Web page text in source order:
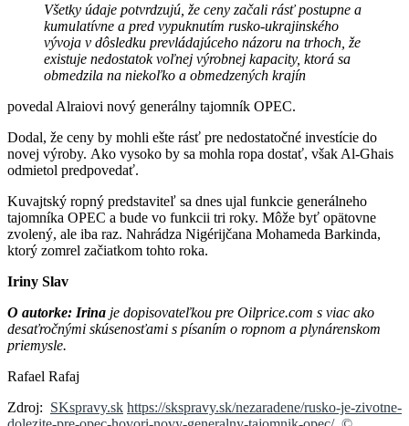
Všetky údaje potvrdzujú, že ceny začali rásť postupne a
kumulatívne a pred vypuknutím rusko-ukrajinského
vývoja v dôsledku prevládajúceho názoru na trhoch, že
existuje nedostatok voľnej výrobnej kapacity, ktorá sa
obmedzila na niekoľko a obmedzených krajín
povedal Alraiovi nový generálny tajomník OPEC.
Dodal, že ceny by mohli ešte rásť pre nedostatočné investície do
novej výroby. Ako vysoko by sa mohla ropa dostať, však Al-Ghais
odmietol predpovedať.
Kuvajtský ropný predstaviteľ sa dnes ujal funkcie generálneho
tajomníka OPEC a bude vo funkcii tri roky. Môže byť opätovne
zvolený, ale iba raz. Nahrádza Nigérijčana Mohameda Barkinda,
ktorý zomrel začiatkom tohto roka.
Iriny Slav
O autorke: Irina je dopisovateľkou pre Oilprice.com s viac ako
desaťročnými skúsenosťami s písaním o ropnom a plynárenskom
priemysle.
Rafael Rafaj
Zdroj: SKspravy.sk https://skspravy.sk/nezaradene/rusko-je-zivotne-